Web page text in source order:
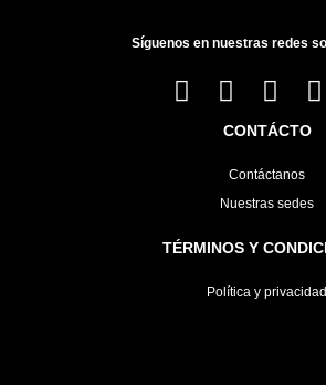
Síguenos en nuestras redes
CONTÁCTO
Contáctanos
Nuestras sedes
TÉRMINOS Y
Política y privacidad